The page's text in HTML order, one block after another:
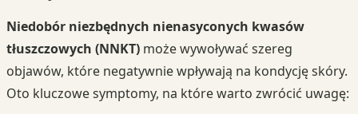
Niedobór niezbędnych nienasyconych kwasów
tłuszczowych (NNKT) może wywoływać szereg
objawów, które negatywnie wpływają na kondycję skóry.
Oto kluczowe symptomy, na które warto zwrócić uwagę: